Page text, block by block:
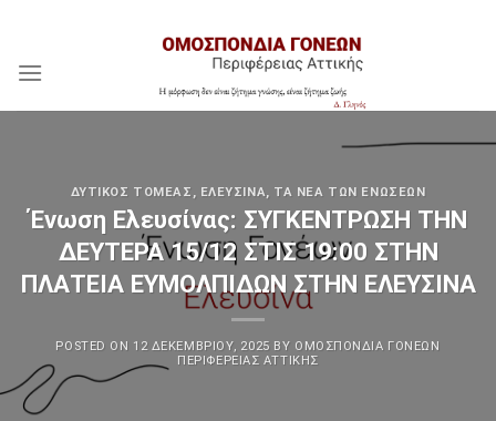
content
ΔΥΤΙΚΌΣ ΤΟΜΈΑΣ , ΕΛΕΥΣΊΝΑ, ΤΑ ΝΈΑ ΤΩΝ ΕΝΏΣΕΩΝ
Ένωση Ελευσίνας: ΣΥΓΚΕΝΤΡΩΣΗ ΤΗΝ
ΔΕΥΤΕΡΑ 15/12 ΣΤΙΣ 19:00 ΣΤΗΝ
ΠΛΑΤΕΙΑ ΕΥΜΟΛΠΙΔΩΝ ΣΤΗΝ ΕΛΕΥΣΙΝΑ
POSTED ON 12 ΔΕΚΕΜΒΡΊΟΥ, 2025 BY ΟΜΟΣΠΟΝΔΊΑ ΓΟΝΈΩΝ
ΠΕΡΙΦΈΡΕΙΑΣ ΑΤΤΙΚΉΣ